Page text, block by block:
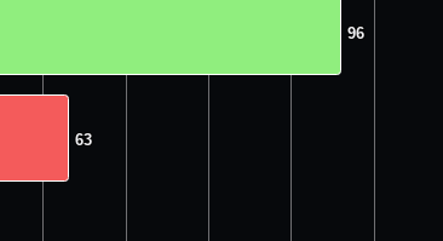
96
96
63
63